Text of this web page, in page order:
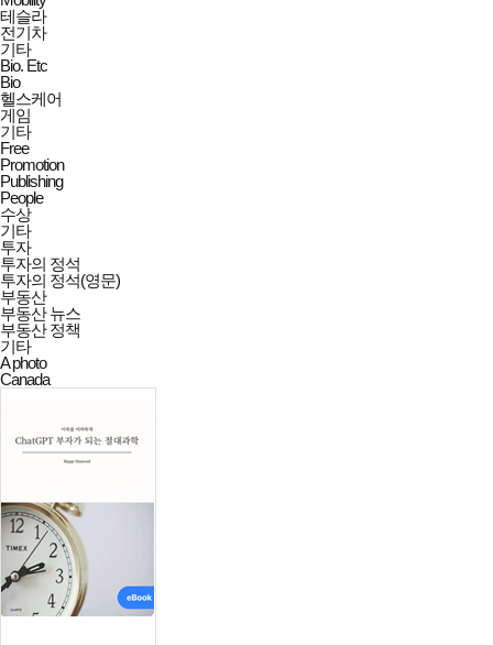
테슬라
전기차
기타
Bio. Etc
Bio
헬스케어
게임
기타
Free
Promotion
Publishing
People
수상
기타
투자
투자의 정석
투자의 정석(영문)
부동산
부동산 뉴스
부동산 정책
기타
A photo
Canada